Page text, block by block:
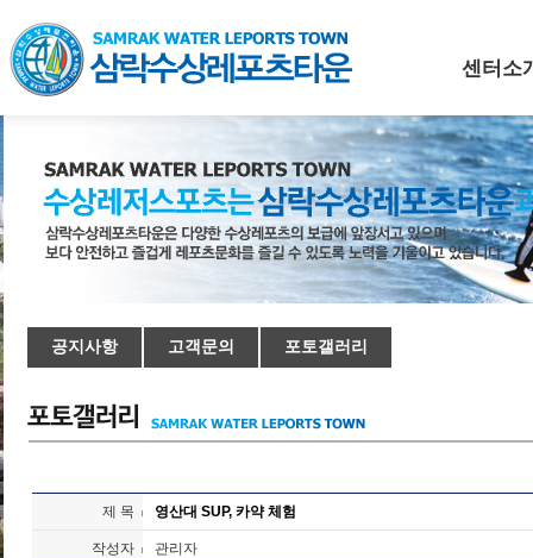
센터소
공지사항 고객문의 포토갤러리
제 목 영산대 SUP, 카약 체험
작성자 관리자